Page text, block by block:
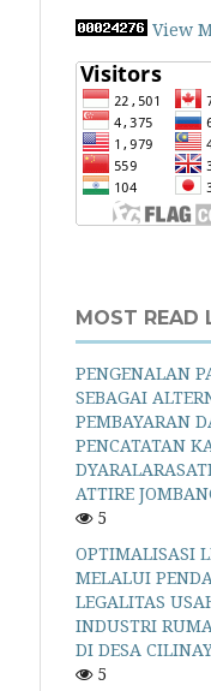
View
MOST READ
PENGENALAN
SEBAGAI
PEMBAYARAN
PENCATATAN
ATTIRE
5
OPTIMALISASI
MELALUI
LEGALITAS
INDUSTRI
DI DESA
5